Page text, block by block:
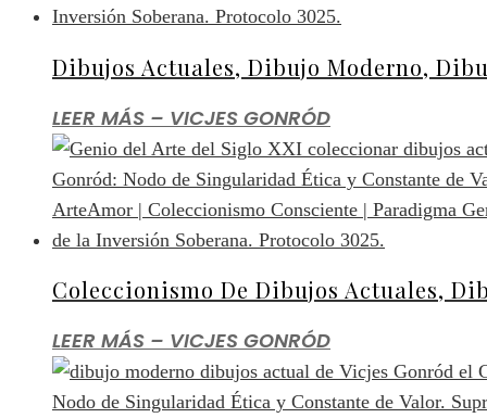
Dibujos Actuales, Dibujo Moderno,
LEER MÁS – VICJES GONRÓD
Coleccionismo De Dibujos Actuales,
LEER MÁS – VICJES GONRÓD